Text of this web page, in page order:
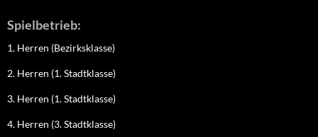
Spielbetrieb:
1. Herren (Bezirksklasse)
2. Herren (1. Stadtklasse)
3. Herren (1. Stadtklasse)
4. Herren (3. Stadtklasse)